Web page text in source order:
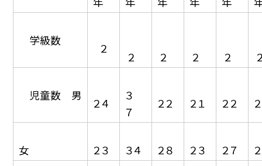
学級数
２
２ ２ ２ ２
児童数 男
２４
３
７
２２ ２１ ２２
女 ２３ ３４ ２８ ２３ ２７